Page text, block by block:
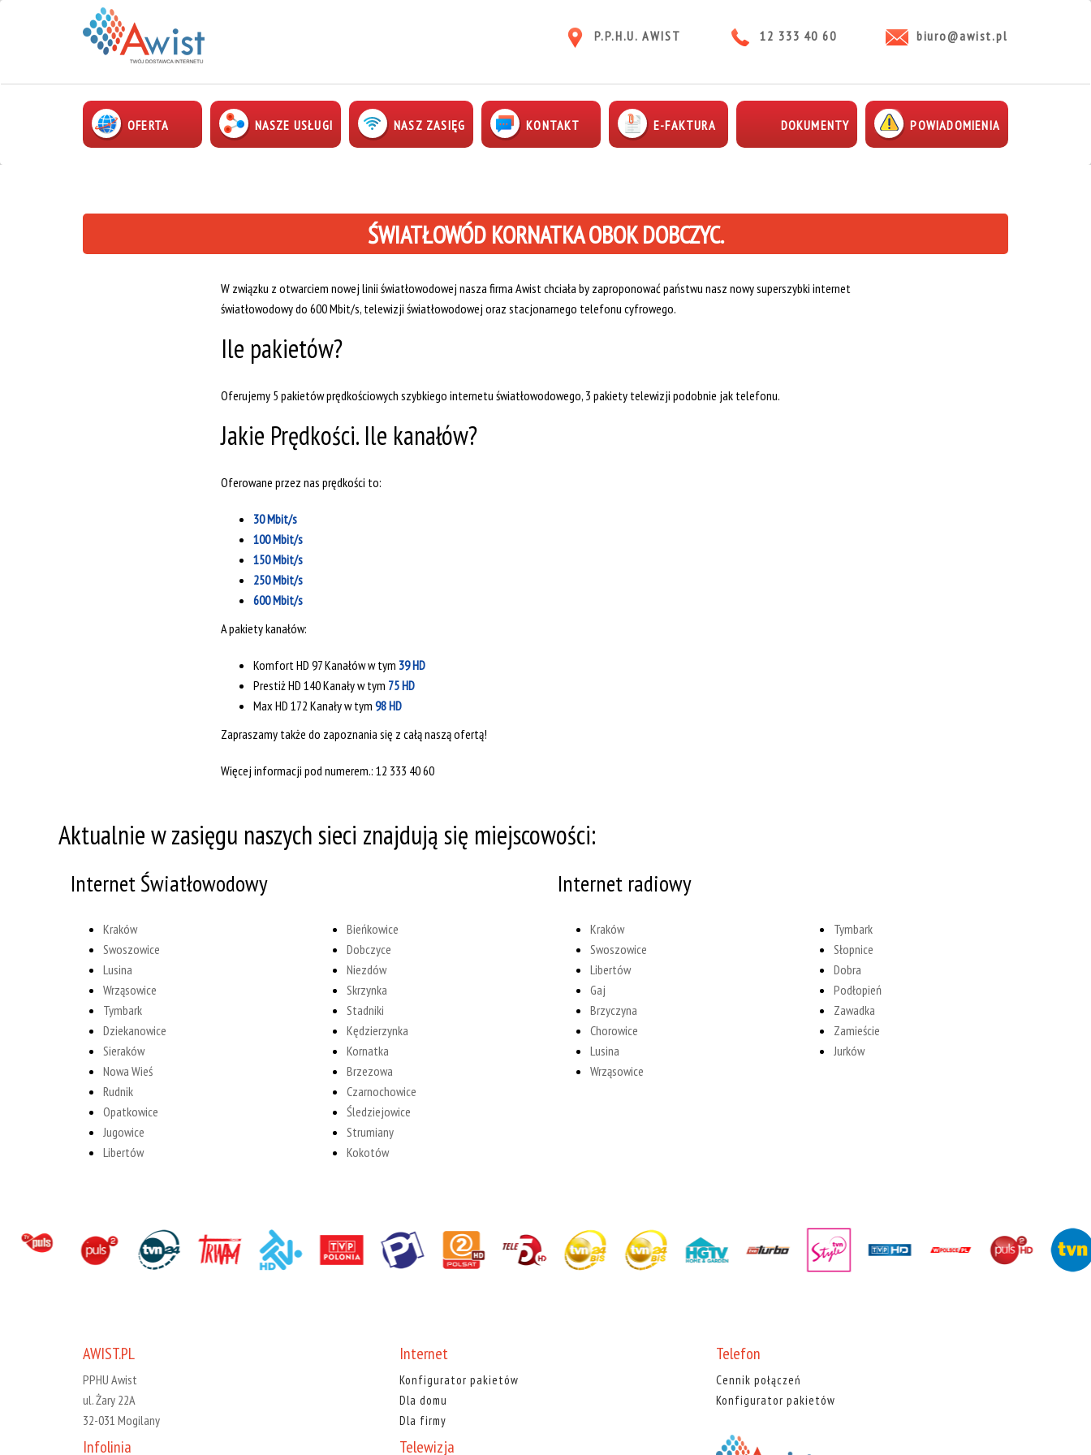
P.P.H.U. AWIST 12 333 40 60 biuro@awist.pl
OFERTA NASZE USŁUGI NASZ ZASIĘG KONTAKT E-FAKTURA DOKUMENTY POWIADOMIENIA
ŚWIATŁOWÓD KORNATKA OBOK DOBCZYC.
W związku z otwarciem nowej linii światłowodowej nasza firma Awist chciała by zaproponować państwu nasz nowy superszybki internet
światłowodowy do 600 Mbit/s, telewizji światłowodowej oraz stacjonarnego telefonu cyfrowego.
Ile pakietów?
Oferujemy 5 pakietów prędkościowych szybkiego internetu światłowodowego, 3 pakiety telewizji podobnie jak telefonu.
Jakie Prędkości. Ile kanałów?
Oferowane przez nas prędkości to:
30 Mbit/s
100 Mbit/s
150 Mbit/s
250 Mbit/s
600 Mbit/s
A pakiety kanałów:
Komfort HD 97 Kanałów w tym 39 HD
Prestiż HD 140 Kanały w tym 75 HD
Max HD 172 Kanały w tym 98 HD
Zapraszamy także do zapoznania się z całą naszą ofertą!
Więcej informacji pod numerem.: 12 333 40 60
Aktualnie w zasięgu naszych sieci znajdują się miejscowości:
Internet Światłowodowy
Kraków
Swoszowice
Lusina
Wrząsowice
Tymbark
Dziekanowice
Sieraków
Nowa Wieś
Rudnik
Opatkowice
Jugowice
Libertów
Bieńkowice
Dobczyce
Niezdów
Skrzynka
Stadniki
Kędzierzynka
Kornatka
Brzezowa
Czarnochowice
Śledziejowice
Strumiany
Kokotów
Internet radiowy
Kraków
Swoszowice
Libertów
Gaj
Brzyczyna
Chorowice
Lusina
Wrząsowice
Tymbark
Słopnice
Dobra
Podłopień
Zawadka
Zamieście
Jurków
AWIST.PL
PPHU Awist
ul. Żary 22A
32-031 Mogilany
Infolinia
Internet
Konfigurator pakietów
Dla domu
Dla firmy
Telewizja
Telefon
Cennik połączeń
Konfigurator pakietów